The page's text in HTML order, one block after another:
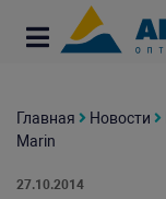
Главная Новости
Marin
27.10.2014